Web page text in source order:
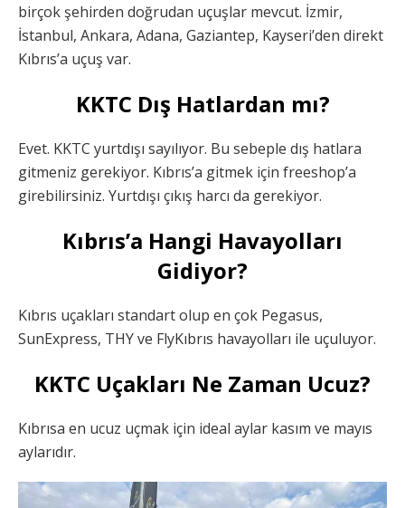
birçok şehirden doğrudan uçuşlar mevcut. İzmir,
İstanbul, Ankara, Adana, Gaziantep, Kayseri’den direkt
Kıbrıs’a uçuş var.
KKTC Dış Hatlardan mı?
Evet. KKTC yurtdışı sayılıyor. Bu sebeple dış hatlara
gitmeniz gerekiyor. Kıbrıs’a gitmek için freeshop’a
girebilirsiniz. Yurtdışı çıkış harcı da gerekiyor.
Kıbrıs’a Hangi Havayolları
Gidiyor?
Kıbrıs uçakları standart olup en çok Pegasus,
SunExpress, THY ve FlyKıbrıs havayolları ile uçuluyor.
KKTC Uçakları Ne Zaman Ucuz?
Kıbrısa en ucuz uçmak için ideal aylar kasım ve mayıs
aylarıdır.